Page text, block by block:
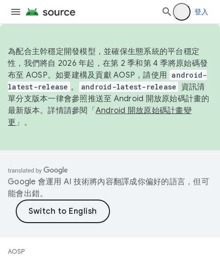
登入
為配合主幹穩定開發模型，並確保生態系統的平台穩定
性，我們將自 2026 年起，在第 2 季和第 4 季將原始碼發
布至 AOSP。如要建構及貢獻 AOSP，請使用 android-
latest-release 。 android-latest-release
資訊清
單分支版本一律會參照推送至 Android 開放原始碼計畫的
最新版本。詳情請參閱「 Android 開放原始碼計畫變
更 」。
Google 會運用 AI 技術將內容翻譯成你偏好的語言，但可
能會出錯。
AOSP